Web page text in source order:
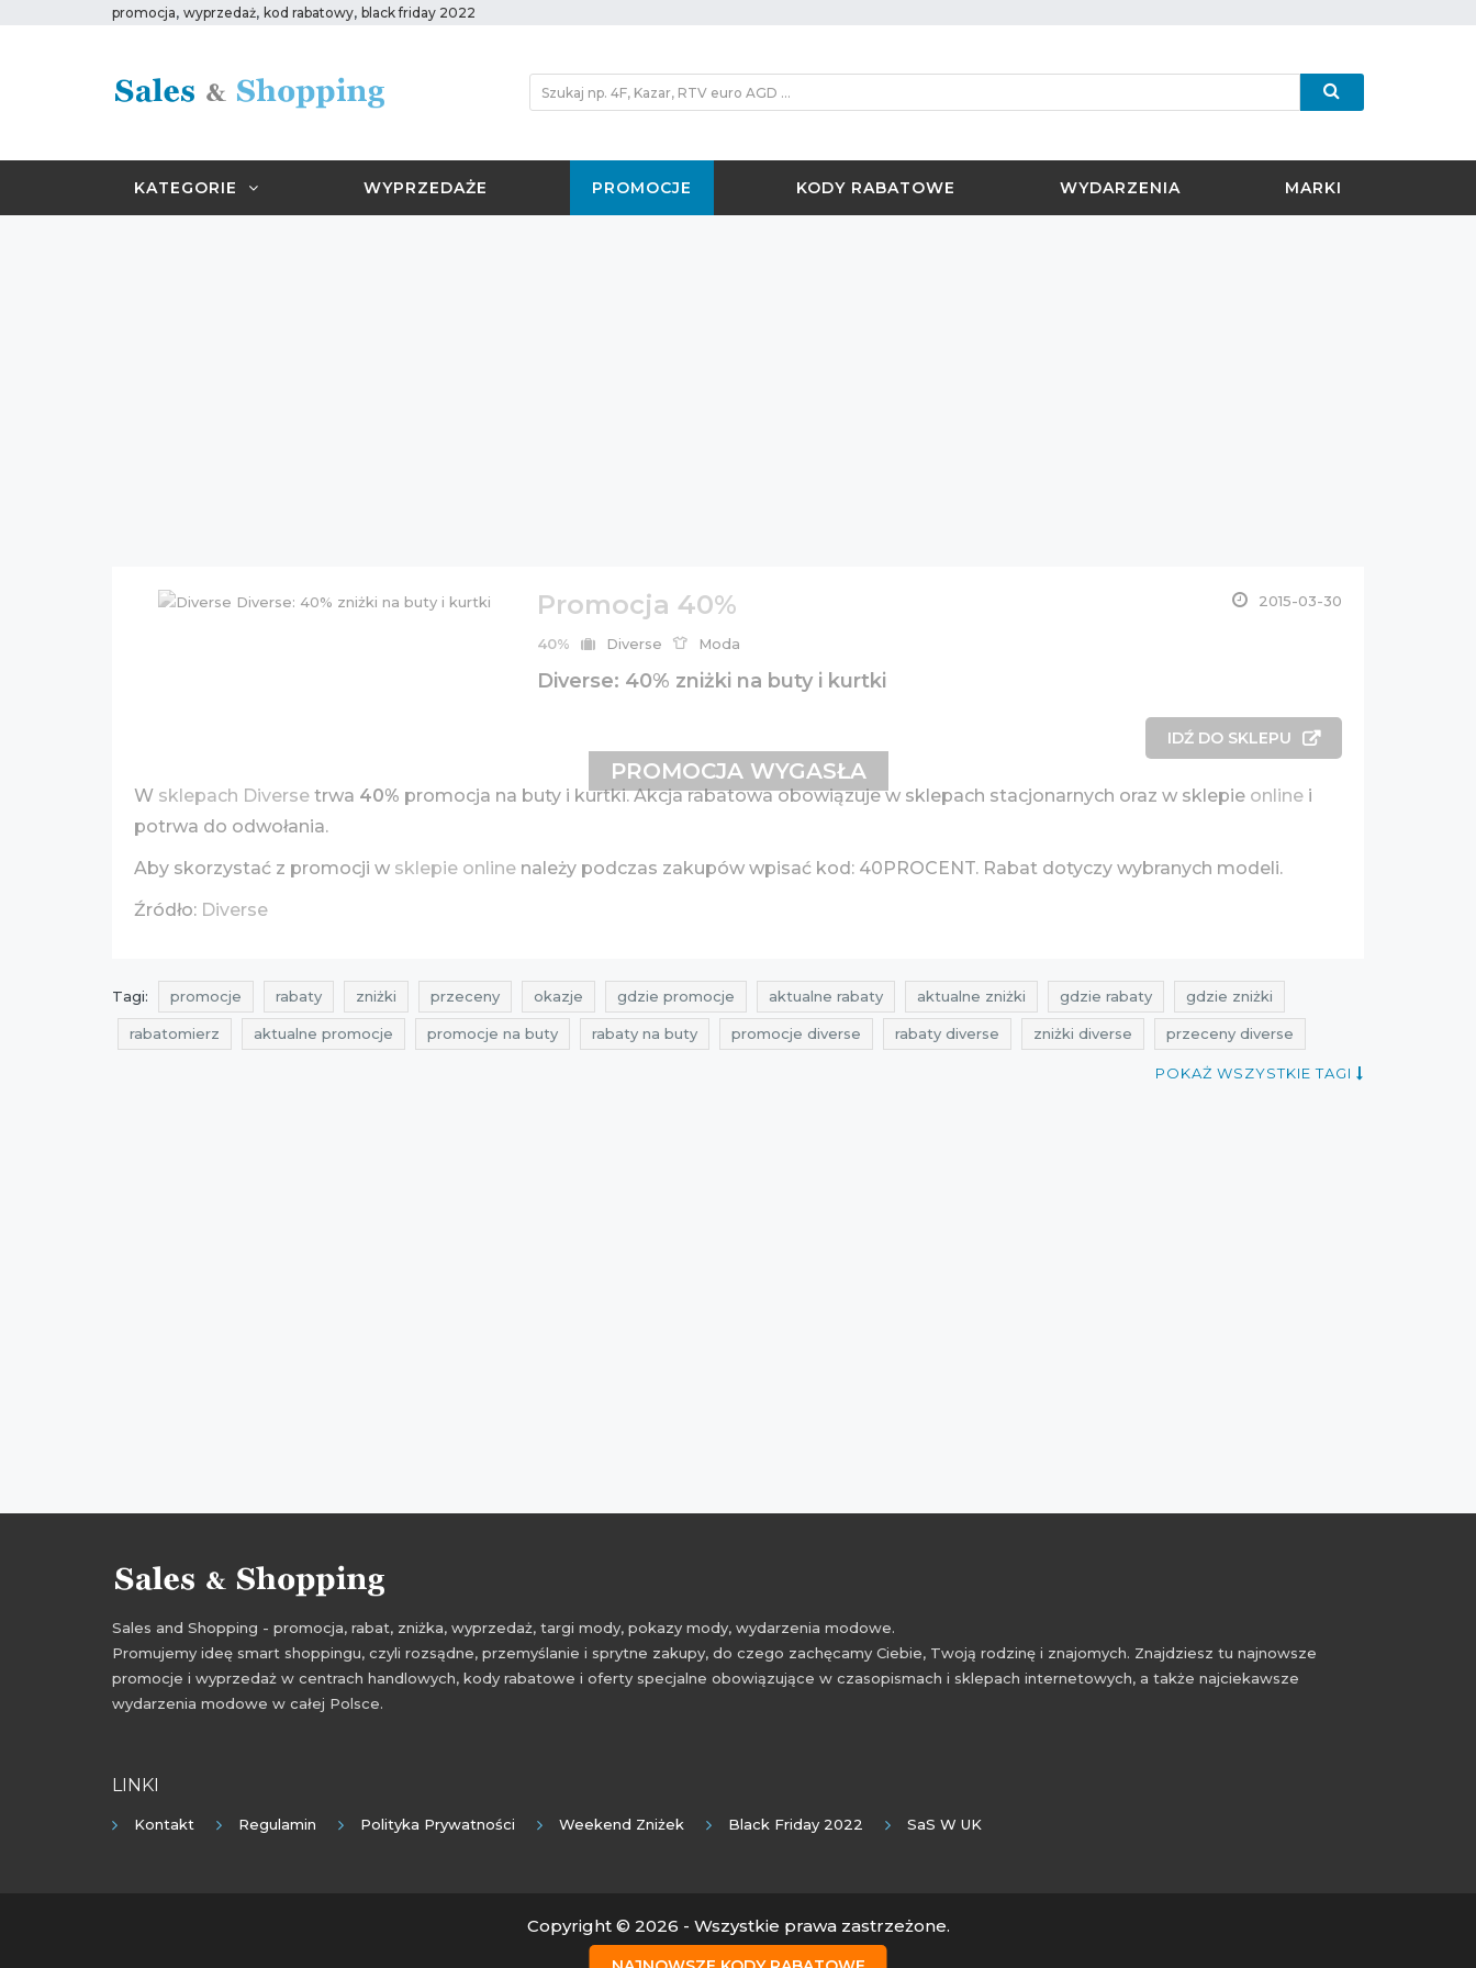
promocja, wyprzedaż, kod rabatowy, black friday 2022
KATEGORIE WYPRZEDAŻE PROMOCJE KODY RABATOWE WYDARZENIA MARKI
Promocja 40% 2015-03-30
40% Diverse Moda
Diverse: 40% zniżki na buty i kurtki
IDŹ DO SKLEPU
W sklepach Diverse trwa 40% promocja na buty i kurtki. Akcja rabatowa obowiązuje w sklepach stacjonarnych oraz w sklepie online i
potrwa do odwołania.
Aby skorzystać z promocji w sklepie online należy podczas zakupów wpisać kod: 40PROCENT. Rabat dotyczy wybranych modeli.
Źródło: Diverse
PROMOCJA WYGASŁA
Tagi: promocje rabaty zniżki przeceny okazje gdzie promocje aktualne rabaty aktualne zniżki gdzie rabaty gdzie zniżki
rabatomierz aktualne promocje promocje na buty rabaty na buty promocje diverse rabaty diverse zniżki diverse przeceny diverse
diverse cała polska
POKAŻ WSZYSTKIE TAGI
Sales and Shopping - promocja, rabat, zniżka, wyprzedaż, targi mody, pokazy mody, wydarzenia modowe.
Promujemy ideę smart shoppingu, czyli rozsądne, przemyślanie i sprytne zakupy, do czego zachęcamy Ciebie, Twoją rodzinę i znajomych. Znajdziesz tu najnowsze
promocje i wyprzedaż w centrach handlowych, kody rabatowe i oferty specjalne obowiązujące w czasopismach i sklepach internetowych, a także najciekawsze
wydarzenia modowe w całej Polsce.
LINKI
Kontakt Regulamin Polityka Prywatności Weekend Zniżek Black Friday 2022 SaS W UK
Copyright © 2026 - Wszystkie prawa zastrzeżone.